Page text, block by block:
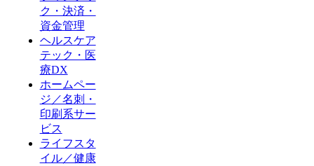
ク・決済・
資金管理
ヘルスケア
テック・医
療DX
ホームペー
ジ／名刺・
印刷系サー
ビス
ライフスタ
イル／健康